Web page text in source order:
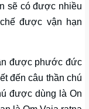
sẽ có được nhiều
được vận hạn
được phước đức
đến câu thần chú
được dùng là On